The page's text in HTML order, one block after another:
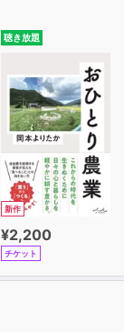
聴き放題
新作
¥2,200
チケット